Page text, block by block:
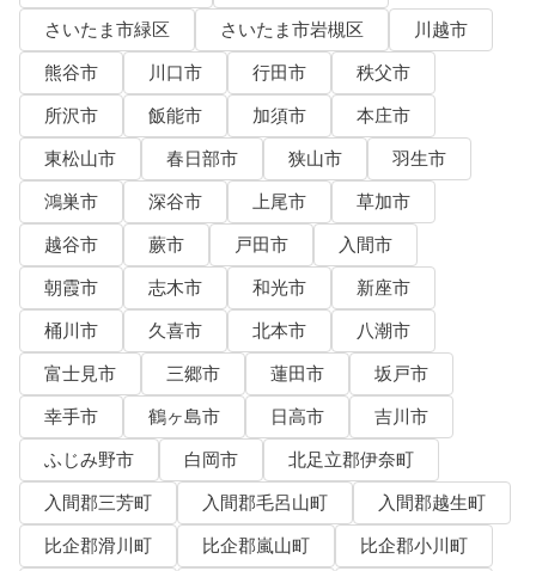
さいたま市緑区
さいたま市岩槻区
川越市
熊谷市
川口市 行田市
秩父市
所沢市
飯能市 加須市
本庄市
東松山市
春日部市 狭山市
羽生市
鴻巣市
深谷市 上尾市
草加市
越谷市
蕨市 戸田市
入間市
朝霞市
志木市 和光市
新座市
桶川市
久喜市 北本市
八潮市
富士見市
三郷市 蓮田市
坂戸市
幸手市
鶴ヶ島市 日高市
吉川市
ふじみ野市
白岡市
北足立郡伊奈町
入間郡三芳町
入間郡毛呂山町
入間郡越生町
比企郡滑川町
比企郡嵐山町
比企郡小川町